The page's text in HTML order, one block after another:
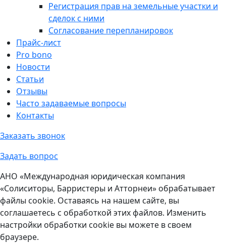
Регистрация прав на земельные участки и
сделок с ними
Согласование перепланировок
Прайс-лист
Pro bono
Новости
Статьи
Отзывы
Часто задаваемые вопросы
Контакты
Заказать звонок
Задать вопрос
АНО «Международная юридическая компания
«Солиситоры, Барристеры и Атторнеи» обрабатывает
файлы cookie. Оставаясь на нашем сайте, вы
соглашаетесь с обработкой этих файлов. Изменить
настройки обработки cookie вы можете в своем
браузере.